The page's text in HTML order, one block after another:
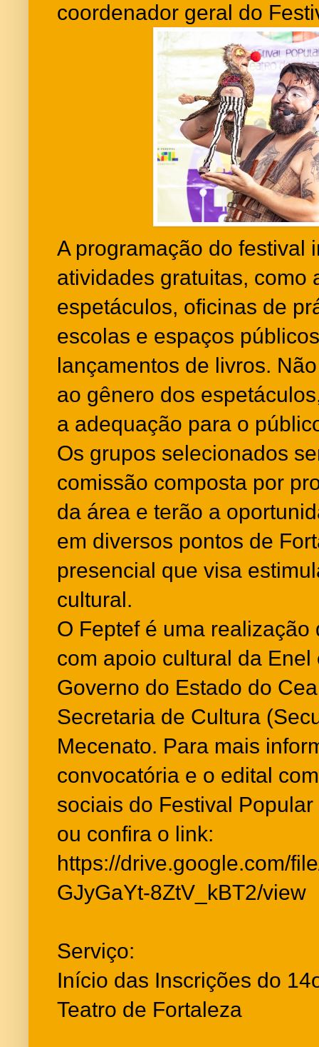
coordenador geral do
A programação do festival
atividades gratuitas, como
espetáculos, oficinas de
escolas e espaços
lançamentos de livros.
ao gênero dos
a adequação para o
Os grupos selecionados
comissão composta por
da área e terão a
em diversos pontos de
presencial que visa
cultural.
O Feptef é uma realização
com apoio cultural da
Governo do Estado do
Secretaria de Cultura
Mecenato. Para mais
convocatória e o edital
sociais do Festival
ou confira o link:
https://drive.google.com/
GJyGaYt-8ZtV_kBT2/view
Serviço:
Início das Inscrições do
Teatro de Fortaleza